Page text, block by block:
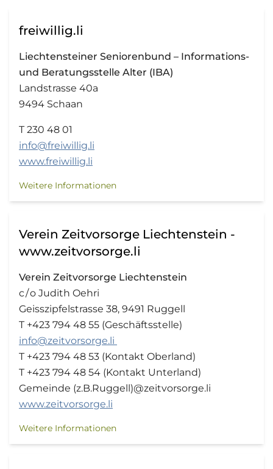
freiwillig.li
Liechtensteiner Seniorenbund – Informations-
und Beratungsstelle Alter (IBA)
Landstrasse 40a
9494 Schaan
T 230 48 01
info@freiwillig.li
www.freiwillig.li
Weitere Informationen
Verein Zeitvorsorge Liechtenstein -
www.zeitvorsorge.li
Verein Zeitvorsorge Liechtenstein
c / o Judith Oehri
Geisszipfelstrasse 38, 9491 Ruggell
T +423 794 48 55 (Geschäftsstelle)
info@zeitvorsorge.li
T +423 794 48 53 (Kontakt Oberland)
T +423 794 48 54 (Kontakt Unterland)
Gemeinde (z.B.Ruggell)@zeitvorsorge.li
www.zeitvorsorge.li
Weitere Informationen